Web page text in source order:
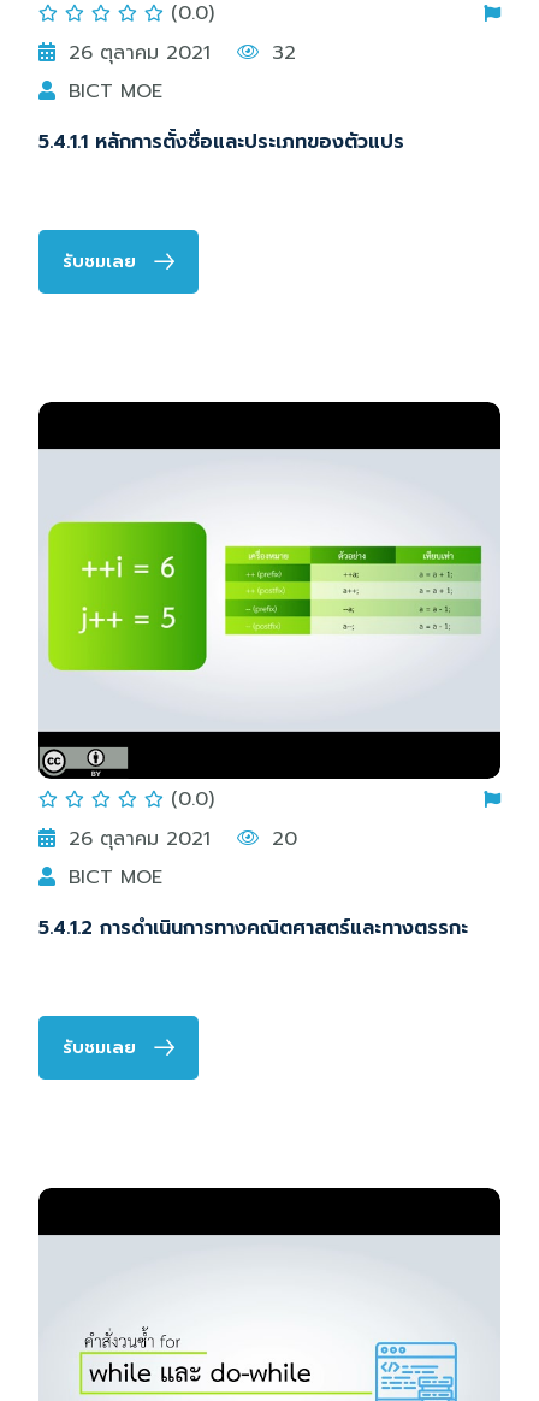
(0.0)
26 ตุลาคม 2021
32
BICT MOE
5.4.1.1 หลักการตั้งชื่อและประเภทของตัวแปร
รับชมเลย
(0.0)
26 ตุลาคม 2021
20
BICT MOE
5.4.1.2 การดำเนินการทางคณิตศาสตร์และทางตรรกะ
รับชมเลย